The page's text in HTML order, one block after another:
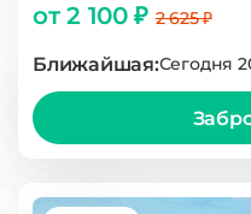
от 2 100 ₽2 625 ₽
Ближайшая:Сегодня